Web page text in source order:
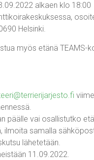
alkaen klo 18:00
Helsinki.
myös etänä TEAMS-
päälle vai osallistutko
ilmoita samalla
lähetetään.
11.09.2022.